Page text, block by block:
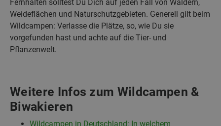
Fernhalten solltest Du Dich auf jeden Fall von Wäldern,
Weideflächen und Naturschutzgebieten. Generell gilt beim
Wildcampen: Verlasse die Plätze, so, wie Du sie
vorgefunden hast und achte auf die Tier- und
Pflanzenwelt.
Weitere Infos zum Wildcampen &
Biwakieren
Wildcampen in Deutschland: In welchem